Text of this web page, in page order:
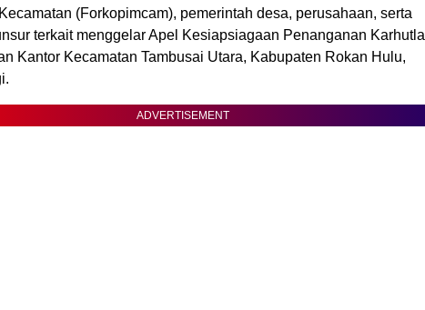
(Forkopimcam), pemerintah desa, perusahaan, serta
terkait menggelar Apel Kesiapsiagaan Penanganan Karhutla
Kantor Kecamatan Tambusai Utara, Kabupaten Rokan Hulu,
ADVERTISEMENT